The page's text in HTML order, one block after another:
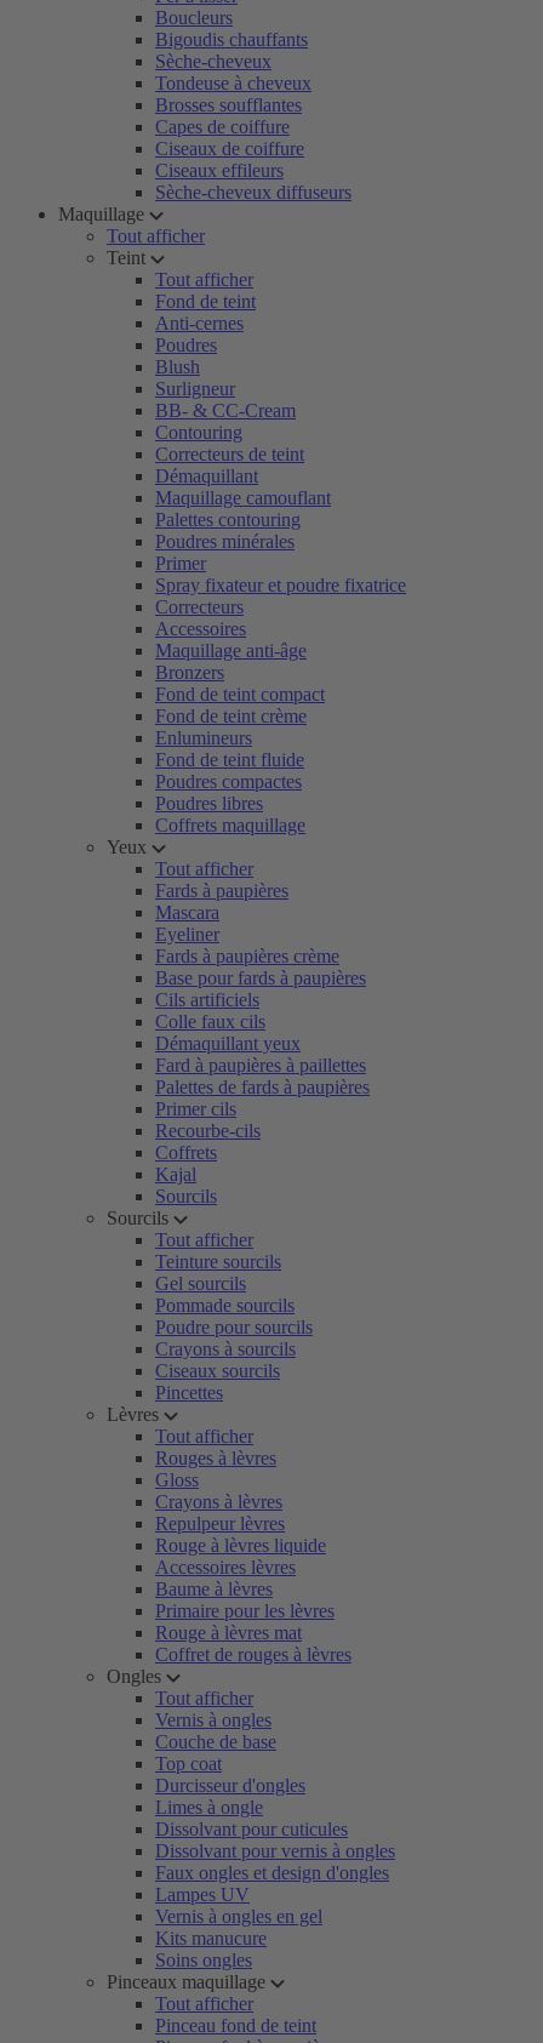
Boucleurs
Bigoudis chauffants
Sèche-cheveux
Tondeuse à cheveux
Brosses soufflantes
Capes de coiffure
Ciseaux de coiffure
Ciseaux effileurs
Sèche-cheveux diffuseurs
Maquillage
Tout afficher
Teint
Tout afficher
Fond de teint
Anti-cernes
Poudres
Blush
Surligneur
BB- & CC-Cream
Contouring
Correcteurs de teint
Démaquillant
Maquillage camouflant
Palettes contouring
Poudres minérales
Primer
Spray fixateur et poudre fixatrice
Correcteurs
Accessoires
Maquillage anti-âge
Bronzers
Fond de teint compact
Fond de teint crème
Enlumineurs
Fond de teint fluide
Poudres compactes
Poudres libres
Coffrets maquillage
Yeux
Tout afficher
Fards à paupières
Mascara
Eyeliner
Fards à paupières crème
Base pour fards à paupières
Cils artificiels
Colle faux cils
Démaquillant yeux
Fard à paupières à paillettes
Palettes de fards à paupières
Primer cils
Recourbe-cils
Coffrets
Kajal
Sourcils
Sourcils
Tout afficher
Teinture sourcils
Gel sourcils
Pommade sourcils
Poudre pour sourcils
Crayons à sourcils
Ciseaux sourcils
Pincettes
Lèvres
Tout afficher
Rouges à lèvres
Gloss
Crayons à lèvres
Repulpeur lèvres
Rouge à lèvres liquide
Accessoires lèvres
Baume à lèvres
Primaire pour les lèvres
Rouge à lèvres mat
Coffret de rouges à lèvres
Ongles
Tout afficher
Vernis à ongles
Couche de base
Top coat
Durcisseur d'ongles
Limes à ongle
Dissolvant pour cuticules
Dissolvant pour vernis à ongles
Faux ongles et design d'ongles
Lampes UV
Vernis à ongles en gel
Kits manucure
Soins ongles
Pinceaux maquillage
Tout afficher
Pinceau fond de teint